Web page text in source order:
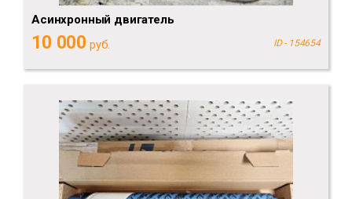
Асинхронный двигатель
10 000 руб. ID - 154654